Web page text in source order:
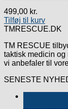
499,00 kr.
Tilføj til kurv
TMRESCUE.DK
TM RESCUE
taktisk medicin
vi anbefaler til
SENESTE